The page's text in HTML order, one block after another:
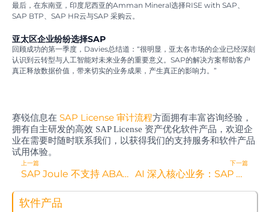
最后，在东南亚，印度尼西亚的Amman Mineral选择RISE with SAP、
SAP BTP、SAP HR云与SAP 采购云。
亚太区企业纷纷选择SAP
回顾成功的第一季度，Davies总结道：“很明显，亚太各市场的企业已经深刻
认识到云转型与人工智能对未来业务的重要意义。SAP的解决方案帮助客户
真正释放数据价值，带来切实的业务成果，产生真正的影响力。”
赛锐信息在 SAP License 审计流程方面拥有丰富咨询经验，
拥有自主研发的高效 SAP License 资产优化软件产品，欢迎企
业在需要时随时联系我们，以获得我们的支持服务和软件产品
试用体验。
Prev
上一篇
SAP Joule 不支持 ABAP On-Premise 系统原因解析
下一篇
AI 深入核心业务：SAP 的安全与治理之道
软件产品